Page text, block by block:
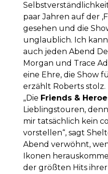
paar Jahren auf der
gesehen und die
unglaublich. Ich
auch jeden Abend
Morgan und Trace
eine Ehre, die Show
erzählt Roberts stolz.
„Die Friends &
Lieblingstouren,
mir tatsächlich kein
vorstellen“, sagt
Abend verwöhnt,
Ikonen
der größten Hits